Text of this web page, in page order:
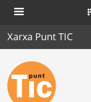
.
Xarxa Punt TIC
Inici
Punt TIC